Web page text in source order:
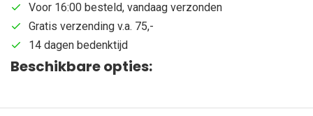
Voor 16:00 besteld, vandaag verzonden
Gratis verzending v.a. 75,-
14 dagen bedenktijd
Beschikbare opties: